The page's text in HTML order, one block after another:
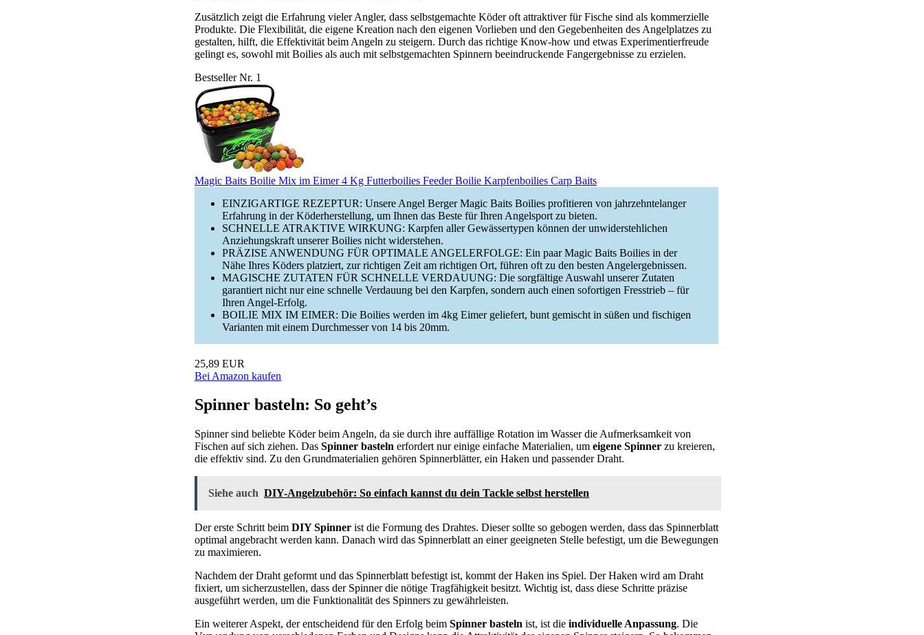
Zusätzlich zeigt die Erfahrung vieler Angler, dass selbstgemachte Köder oft attraktiver für Fische sind als kommerzielle
Produkte. Die Flexibilität, die eigene Kreation nach den eigenen Vorlieben und den Gegebenheiten des Angelplatzes zu
gestalten, hilft, die Effektivität beim Angeln zu steigern. Durch das richtige Know-how und etwas Experimentierfreude
gelingt es, sowohl mit Boilies als auch mit selbstgemachten Spinnern beeindruckende Fangergebnisse zu erzielen.
Bestseller Nr. 1
Magic Baits Boilie Mix im Eimer 4 Kg Futterboilies Feeder Boilie Karpfenboilies Carp Baits
EINZIGARTIGE REZEPTUR: Unsere Angel Berger Magic Baits Boilies profitieren von jahrzehntelanger
Erfahrung in der Köderherstellung, um Ihnen das Beste für Ihren Angelsport zu bieten.
SCHNELLE ATRAKTIVE WIRKUNG: Karpfen aller Gewässertypen können der unwiderstehlichen
Anziehungskraft unserer Boilies nicht widerstehen.
PRÄZISE ANWENDUNG FÜR OPTIMALE ANGELERFOLGE: Ein paar Magic Baits Boilies in der
Nähe Ihres Köders platziert, zur richtigen Zeit am richtigen Ort, führen oft zu den besten Angelergebnissen.
MAGISCHE ZUTATEN FÜR SCHNELLE VERDAUUNG: Die sorgfältige Auswahl unserer Zutaten
garantiert nicht nur eine schnelle Verdauung bei den Karpfen, sondern auch einen sofortigen Fresstrieb – für
Ihren Angel-Erfolg.
BOILIE MIX IM EIMER: Die Boilies werden im 4kg Eimer geliefert, bunt gemischt in süßen und fischigen
Varianten mit einem Durchmesser von 14 bis 20mm.
25,89 EUR
Bei Amazon kaufen
Spinner basteln: So geht’s
Spinner sind beliebte Köder beim Angeln, da sie durch ihre auffällige Rotation im Wasser die Aufmerksamkeit von
Fischen auf sich ziehen. Das Spinner basteln erfordert nur einige einfache Materialien, um eigene Spinner zu kreieren,
die effektiv sind. Zu den Grundmaterialien gehören Spinnerblätter, ein Haken und passender Draht.
Siehe auch DIY-Angelzubehör: So einfach kannst du dein Tackle selbst herstellen
Der erste Schritt beim DIY Spinner ist die Formung des Drahtes. Dieser sollte so gebogen werden, dass das Spinnerblatt
optimal angebracht werden kann. Danach wird das Spinnerblatt an einer geeigneten Stelle befestigt, um die Bewegungen
zu maximieren.
Nachdem der Draht geformt und das Spinnerblatt befestigt ist, kommt der Haken ins Spiel. Der Haken wird am Draht
fixiert, um sicherzustellen, dass der Spinner die nötige Tragfähigkeit besitzt. Wichtig ist, dass diese Schritte präzise
ausgeführt werden, um die Funktionalität des Spinners zu gewährleisten.
Ein weiterer Aspekt, der entscheidend für den Erfolg beim Spinner basteln ist, ist die individuelle Anpassung. Die